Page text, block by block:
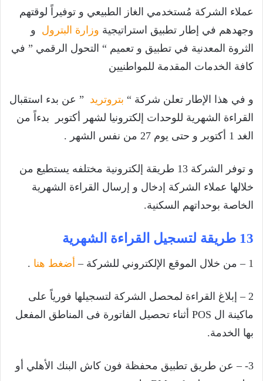
عملاء الشركة مُستخدمي الغاز الطبيعي و توفيراً لوقتهم
وجهدهم في إطار تطبيق استراتيجية وزارة البترول و
الثروة المعدنية في تطبيق و تعميم “ التحول الرقمي ” في
كافة الخدمات المقدمة للمواطنيين
و في هذا الإطار تعلن شركة “ بتروتريد ” عن بدء استقبال
القراءة الشهرية للوحدات إلكترونيا لشهر أكتوبر بدءاً من
الغد 1 أكتوبر و حتى يوم 27 من نفس الشهر .
و توفر الشركة 13 طريقة إلكترونية مختلفه يستطيع من
خلالها عملاء الشركة إدخال و إرسال القراءة الشهرية
الخاصة بوحداتهم السكنية.
13 طريقة لتسجيل القراءة الشهرية
1 – من خلال الموقع الإلكتروني للشركة – أضغط هنا .
2 – إبلاغ القراءة لمحصل الشركة لتسجيلها فورياً على
ماكينة ال POS أثناء تحصيل الفاتورة فى المناطق المفعل
بها الخدمة.
3- – عن طريق تطبيق محفظة فون كاش البنك الأهلي أو